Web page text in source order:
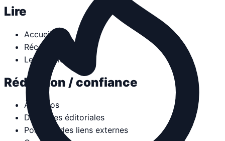
Lire
Accueil
Récentes
Les plus lus
Rédaction / confiance
À propos
Directives éditoriales
Politique des liens externes